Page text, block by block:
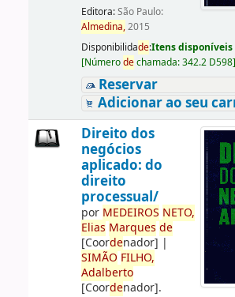
Editora:São Paulo:
Almedina,2015
Disponibilidade:Itens
[Númerodechamada:342.2 D598]
Reservar
Adicionar ao seu
Direito dos
negócios
aplicado: do
direito
processual/
por MEDEIROS NETO,
Elias Marques de
[Coordenador] |
SIMÃO FILHO,
Adalberto
[Coordenador].